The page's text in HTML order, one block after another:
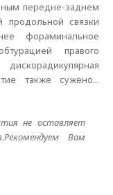
передне-заднем
связки
фораминальное
правого
также сужено...
не оставляет
Вам